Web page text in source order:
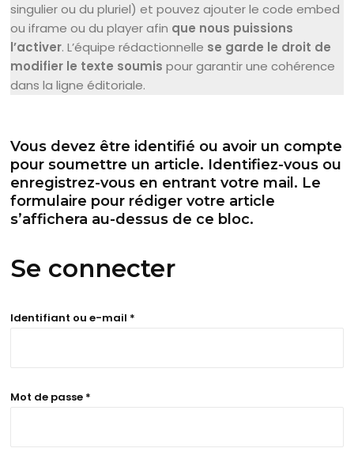
singulier ou du pluriel) et pouvez ajouter le code embed
ou iframe ou du player afin que nous puissions
l’activer. L’équipe rédactionnelle se garde le droit de
modifier le texte soumis pour garantir une cohérence
dans la ligne éditoriale.
Vous devez être identifié ou avoir un compte
pour soumettre un article. Identifiez-vous ou
enregistrez-vous en entrant votre mail. Le
formulaire pour rédiger votre article
s’affichera au-dessus de ce bloc.
Se connecter
Identifiant ou e-mail *
Mot de passe *